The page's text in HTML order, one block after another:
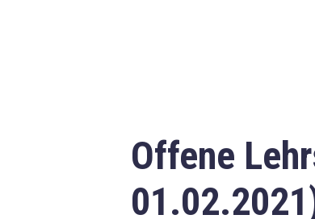
Offene